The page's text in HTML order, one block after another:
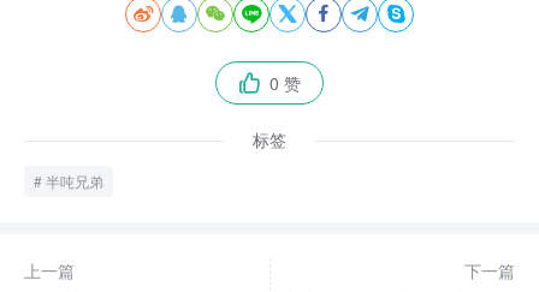
       
 0 赞
标签
半吨兄弟
上一篇
下一篇